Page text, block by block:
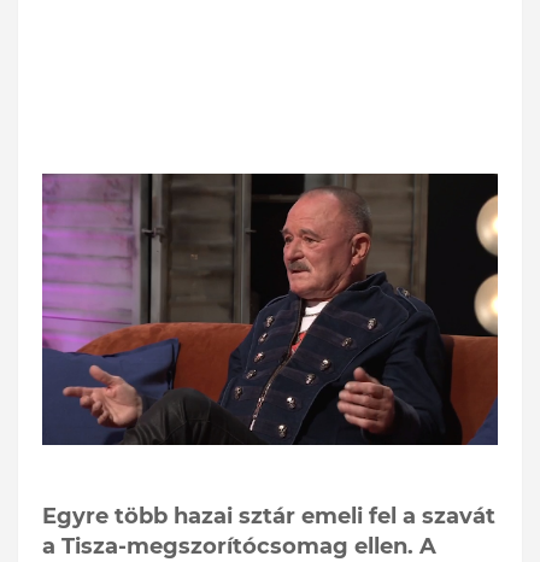
Egyre több hazai sztár emeli fel a szavát
a Tisza-megszorítócsomag ellen. A